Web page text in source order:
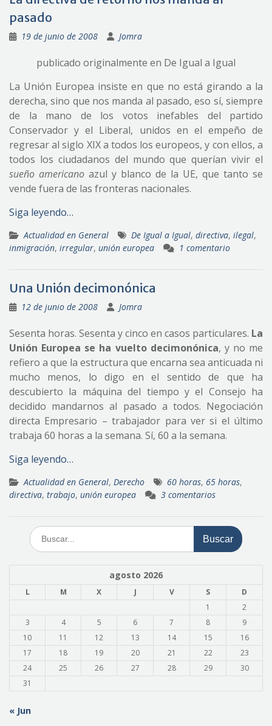
pasado
19 de junio de 2008 Jomra
publicado originalmente en De Igual a Igual
La Unión Europea insiste en que no está girando a la
derecha, sino que nos manda al pasado, eso sí, siempre
de la mano de los votos inefables del partido
Conservador y el Liberal, unidos en el empeño de
regresar al siglo XIX a todos los europeos, y con ellos, a
todos los ciudadanos del mundo que querían vivir el
sueño americano azul y blanco de la UE, que tanto se
vende fuera de las fronteras nacionales.
Siga leyendo…
Actualidad en General De Igual a Igual, directiva, ilegal,
inmigración, irregular, unión europea 1 comentario
Una Unión decimonónica
12 de junio de 2008 Jomra
Sesenta horas. Sesenta y cinco en casos particulares. La
Unión Europea se ha vuelto decimonónica, y no me
refiero a que la estructura que encarna sea anticuada ni
mucho menos, lo digo en el sentido de que ha
descubierto la máquina del tiempo y el Consejo ha
decidido mandarnos al pasado a todos. Negociación
directa Empresario – trabajador para ver si el último
trabaja 60 horas a la semana. Sí, 60 a la semana.
Siga leyendo…
Actualidad en General, Derecho 60 horas, 65 horas,
directiva, trabajo, unión europea 3 comentarios
Buscar:
agosto 2026
L M X J V S
D
1
2
3
4 5 6 7 8
9
10
11 12 13 14 15
16
17
18 19 20 21 22
23
24
25 26 27 28 29
30
31
« Jun